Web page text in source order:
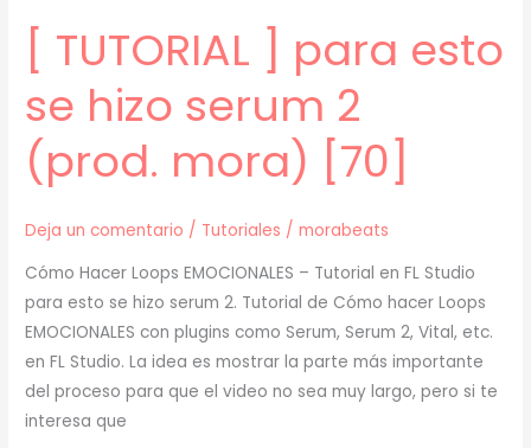
[ TUTORIAL ] para esto
se hizo serum 2
(prod. mora) [70]
Deja un comentario / Tutoriales /morabeats
Cómo Hacer Loops EMOCIONALES – Tutorial en FL Studio
para esto se hizo serum 2. Tutorial de Cómo hacer Loops
EMOCIONALES con plugins como Serum, Serum 2, Vital, etc.
en FL Studio. La idea es mostrar la parte más importante
del proceso para que el video no sea muy largo, pero si te
interesa que